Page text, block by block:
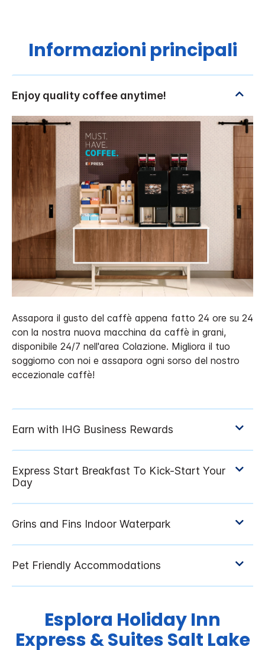
Informazioni principali
Assapora il gusto del caffè appena fatto 24 ore su 24
con la nostra nuova macchina da caffè in grani,
disponibile 24/7 nell'area Colazione. Migliora il tuo
soggiorno con noi e assapora ogni sorso del nostro
eccezionale caffè!
Esplora Holiday Inn
Express & SuitesSalt Lake